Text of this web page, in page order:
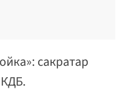
сакратар